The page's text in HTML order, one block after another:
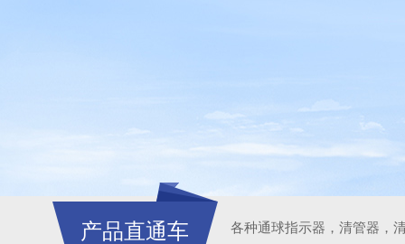
产品直通车 各种通球指示器，清管器，